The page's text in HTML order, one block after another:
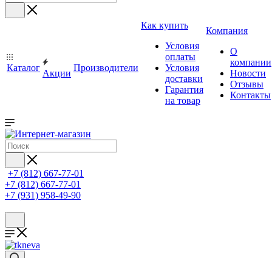
Каталог
Акции
Производители
Как купить
Условия
оплаты
Условия
доставки
Гарантия
на товар
Компания
О
компании
Новости
Отзывы
Контакты
+7 (812) 667-77-01
+7 (812) 667-77-01
+7 (931) 958-49-90